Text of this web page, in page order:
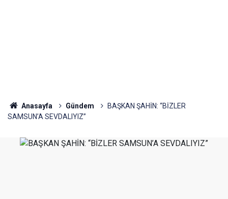
Anasayfa Gündem
BAŞKAN ŞAHİN: “BİZLER
SAMSUN’A SEVDALIYIZ”